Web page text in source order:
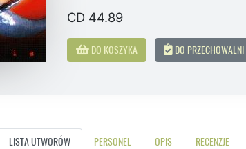
CD 44.89
DO KOSZYKA DO PRZECHOWALNI
LISTA UTWORÓW PERSONEL OPIS RECENZJE